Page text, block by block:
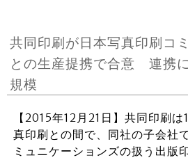
共同印刷が日本写真印刷コ
との生産提携で合意 連携
規模
【2015年12月21日】共同印刷
真印刷との間で、同社の子会社
ミュニケーションズの扱う出版